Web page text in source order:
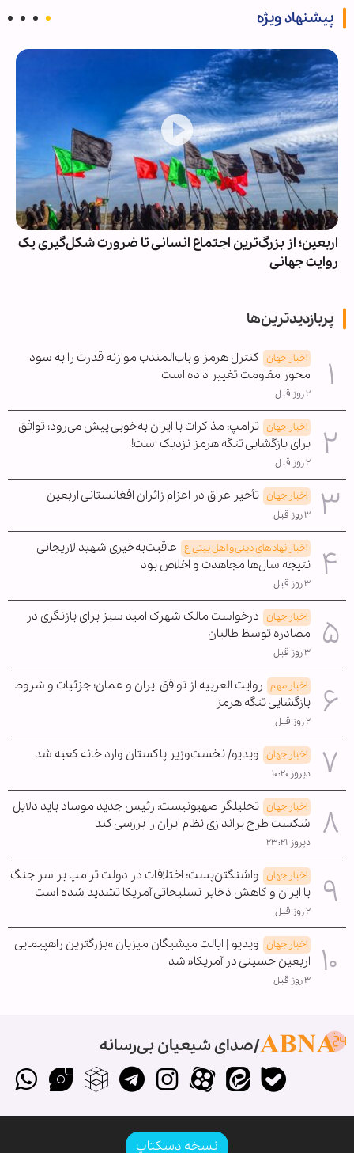
پیشنهاد ویژه
اربعین؛ از بزرگ‌ترین اجتماع انسانی تا ضرورت شکل‌گیری یک
روایت جهانی
پربازدیدترین‌ها
اخبار جهان کنترل هرمز و باب‌المندب موازنه قدرت را به سود
محور مقاومت تغییر داده است
۲ روز قبل
اخبار جهان ترامپ: مذاکرات با ایران به‌خوبی پیش می‌رود؛ توافق
برای بازگشایی تنگه هرمز نزدیک است!
۲ روز قبل
اخبار جهان تأخیر عراق در اعزام زائران افغانستانی اربعین
۳ روز قبل
اخبار نهادهای دینی و اهل بیتی ع عاقبت‌به‌خیری شهید لاریجانی
نتیجه سال‌ها مجاهدت و اخلاص بود
۳ روز قبل
اخبار جهان درخواست مالک شهرک امید سبز برای بازنگری در
مصادره توسط طالبان
۳ روز قبل
اخبار مهم روایت العربیه از توافق ایران و عمان؛ جزئیات و شروط
بازگشایی تنگه هرمز
۲ روز قبل
اخبار جهان ویدیو/ نخست‌وزیر پاکستان وارد خانه کعبه شد
دیروز ۱۰:۲۰
اخبار جهان تحلیلگر صهیونیست: رئیس جدید موساد باید دلایل
شکست طرح براندازی نظام ایران را بررسی کند
دیروز ۲۳:۲۱
اخبار جهان واشنگتن‌پست: اختلافات در دولت ترامپ بر سر جنگ
با ایران و کاهش ذخایر تسلیحاتی آمریکا تشدید شده است
۲ روز قبل
اخبار جهان ویدیو | ایالت میشیگان میزبان »بزرگترین راهپیمایی
اربعین حسینی در آمریکا« شد
۳ روز قبل
صدای شیعیان بی‌رسانه
نسخه دسکتاپ